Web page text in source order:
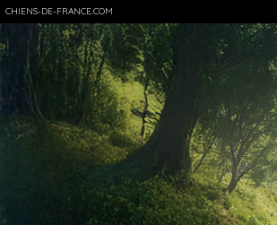
CHIENS-DE-FRANCE.COM